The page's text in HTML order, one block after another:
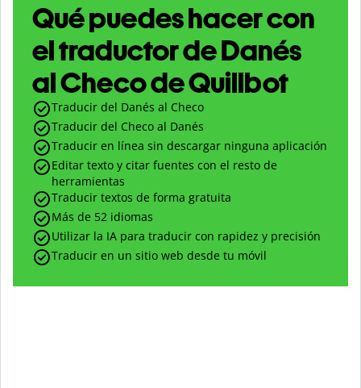
Qué puedes hacer con
el traductor de Danés
al Checo de Quillbot
Traducir del Danés al Checo
Traducir del Checo al Danés
Traducir en línea sin descargar ninguna aplicación
Editar texto y citar fuentes con el resto de
herramientas
Traducir textos de forma gratuita
Más de 52 idiomas
Utilizar la IA para traducir con rapidez y precisión
Traducir en un sitio web desde tu móvil